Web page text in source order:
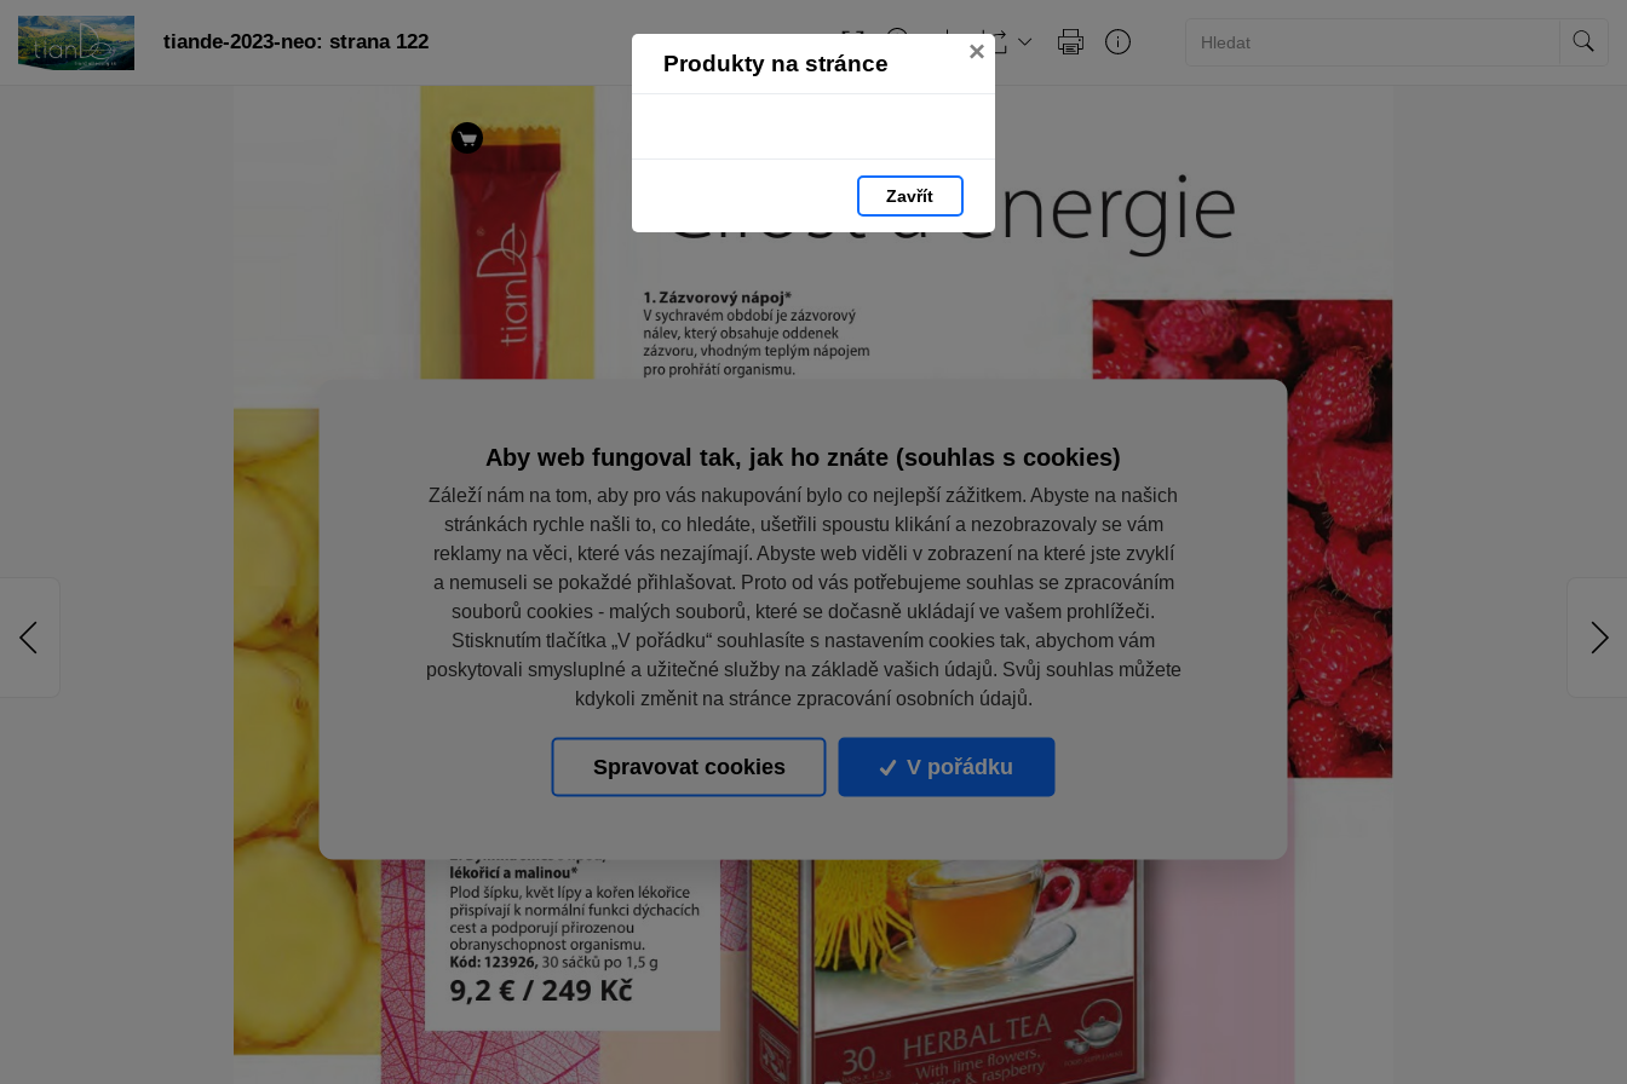
Produkty na stránce ×
Zavřít
tiande-2023-neo: strana 122
Aby web fungoval tak, jak ho znáte (souhlas s cookies)
Záleží nám na tom, aby pro vás nakupování bylo co nejlepší zážitkem. Abyste na našich
stránkách rychle našli to, co hledáte, ušetřili spoustu klikání a nezobrazovaly se vám
reklamy na věci, které vás nezajímají. Abyste web viděli v zobrazení na které jste zvyklí
a nemuseli se pokaždé přihlašovat. Proto od vás potřebujeme souhlas se zpracováním
souborů cookies - malých souborů, které se dočasně ukládají ve vašem prohlížeči.
Stisknutím tlačítka „V pořádku“ souhlasíte s nastavením cookies tak, abychom vám
poskytovali smysluplné a užitečné služby na základě vašich údajů. Svůj souhlas můžete
kdykoli změnit na stránce zpracování osobních údajů.
Spravovat cookies V pořádku